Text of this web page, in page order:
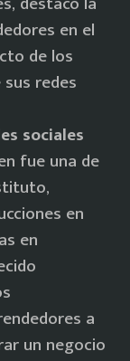
en el
de los
redes
sociales
fue una de
en
en
a
un negocio